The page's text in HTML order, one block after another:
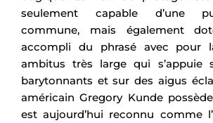
seulement capable d’une
commune, mais également
accompli du phrasé avec pour
ambitus très large qui s’appuie
barytonnants et sur des aigus
américain Gregory Kunde
est aujourd’hui reconnu comme